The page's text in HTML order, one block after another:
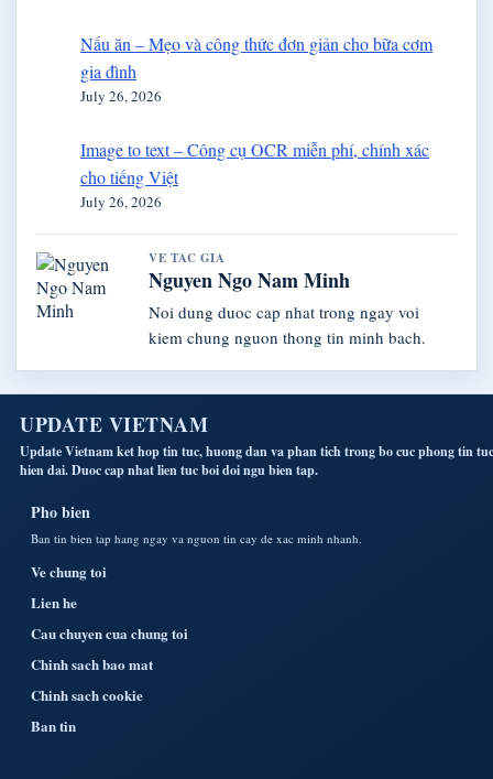
Nấu ăn – Mẹo và công thức đơn giản cho bữa cơm
gia đình
July 26, 2026
Image to text – Công cụ OCR miễn phí, chính xác
cho tiếng Việt
July 26, 2026
VE TAC GIA
Nguyen Ngo Nam Minh
Noi dung duoc cap nhat trong ngay voi
kiem chung nguon thong tin minh bach.
UPDATE VIETNAM
Update Vietnam ket hop tin tuc, huong dan va phan tich trong bo cuc phong tin tuc
hien dai. Duoc cap nhat lien tuc boi doi ngu bien tap.
Pho bien
Ban tin bien tap hang ngay va nguon tin cay de xac minh nhanh.
Ve chung toi
Lien he
Cau chuyen cua chung toi
Chinh sach bao mat
Chinh sach cookie
Ban tin